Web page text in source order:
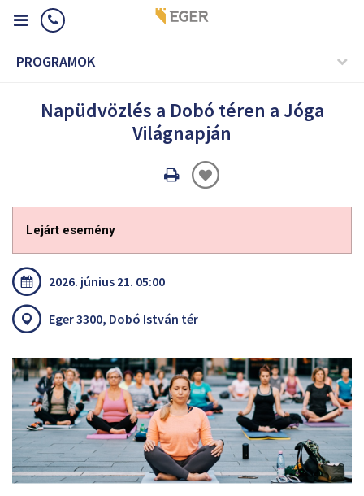
PROGRAMOK
Napüdvözlés a Dobó téren a Jóga
Világnapján
Oldal
Lejárt esemény
2026. június 21. 05:00
Eger 3300, Dobó István tér